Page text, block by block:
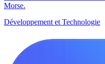
Morse.
Développement et Technologie